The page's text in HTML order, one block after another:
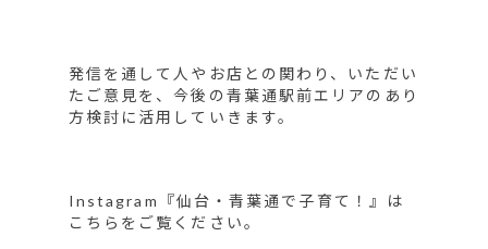
発信を通して人やお店との関わり、いただい
たご意見を、今後の青葉通駅前エリアのあり
方検討に活用していきます。
Instagram『仙台・青葉通で子育て！』は
こちらをご覧ください。